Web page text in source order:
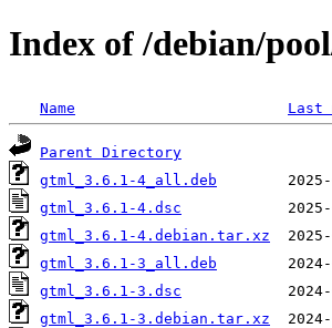
Index of /debian/
Name Last
Parent Directory
gtml_3.6.1-4_all.deb
gtml_3.6.1-4.dsc
gtml_3.6.1-4.debian.tar.xz
gtml_3.6.1-3_all.deb
gtml_3.6.1-3.dsc
gtml_3.6.1-3.debian.tar.xz